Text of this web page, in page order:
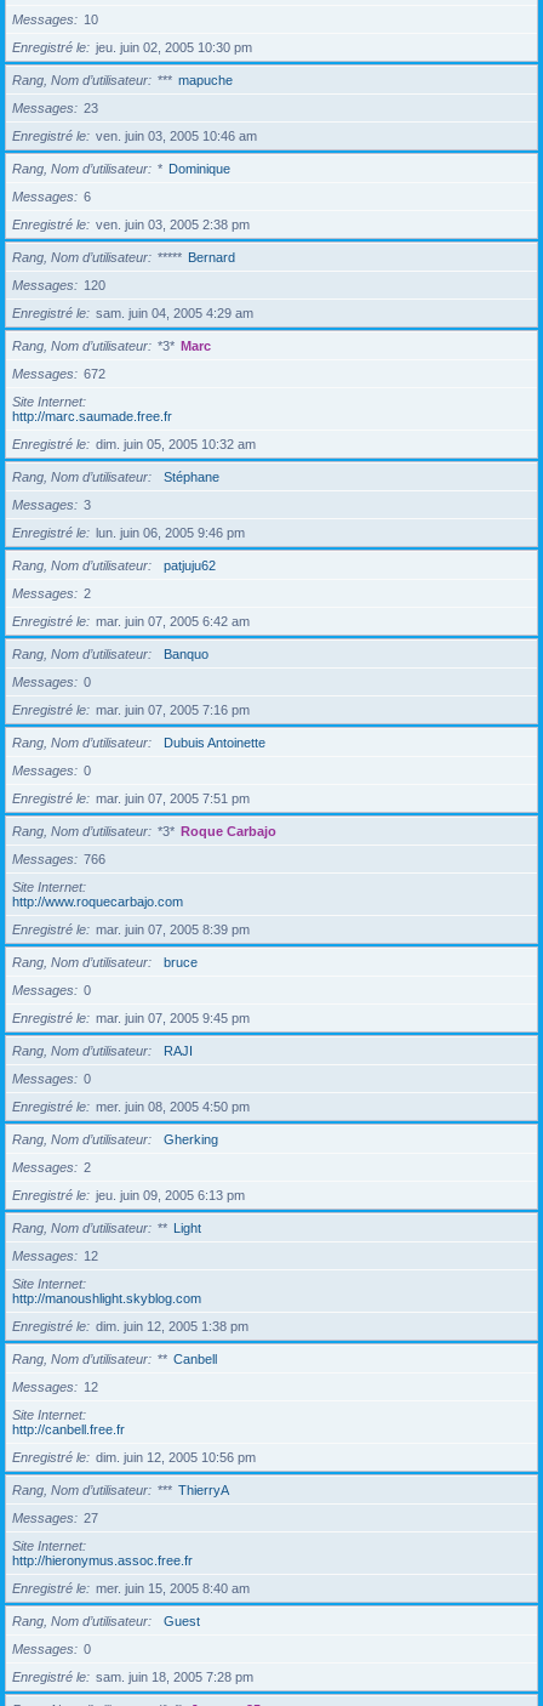
Messages
10
Enregistré le
jeu. juin 02, 2005 10:30 pm
Rang, Nom d’utilisateur *** mapuche
Messages
23
Enregistré le
ven. juin 03, 2005 10:46 am
Rang, Nom d’utilisateur * Dominique
Messages
6
Enregistré le
ven. juin 03, 2005 2:38 pm
Rang, Nom d’utilisateur ***** Bernard
Messages
120
Enregistré le
sam. juin 04, 2005 4:29 am
Rang, Nom d’utilisateur *3* Marc
Messages
672
Site Internet
http://marc.saumade.free.fr
Enregistré le
dim. juin 05, 2005 10:32 am
Rang, Nom d’utilisateur
Stéphane
Messages
3
Enregistré le
lun. juin 06, 2005 9:46 pm
Rang, Nom d’utilisateur
patjuju62
Messages
2
Enregistré le
mar. juin 07, 2005 6:42 am
Rang, Nom d’utilisateur
Banquo
Messages
0
Enregistré le
mar. juin 07, 2005 7:16 pm
Rang, Nom d’utilisateur
Dubuis Antoinette
Messages
0
Enregistré le
mar. juin 07, 2005 7:51 pm
Rang, Nom d’utilisateur *3* Roque Carbajo
Messages
766
Site Internet
http://www.roquecarbajo.com
Enregistré le
mar. juin 07, 2005 8:39 pm
Rang, Nom d’utilisateur
bruce
Messages
0
Enregistré le
mar. juin 07, 2005 9:45 pm
Rang, Nom d’utilisateur
RAJI
Messages
0
Enregistré le
mer. juin 08, 2005 4:50 pm
Rang, Nom d’utilisateur
Gherking
Messages
2
Enregistré le
jeu. juin 09, 2005 6:13 pm
Rang, Nom d’utilisateur ** Light
Messages
12
Site Internet
http://manoushlight.skyblog.com
Enregistré le
dim. juin 12, 2005 1:38 pm
Rang, Nom d’utilisateur ** Canbell
Messages
12
Site Internet
http://canbell.free.fr
Enregistré le
dim. juin 12, 2005 10:56 pm
Rang, Nom d’utilisateur *** ThierryA
Messages
27
Site Internet
http://hieronymus.assoc.free.fr
Enregistré le
mer. juin 15, 2005 8:40 am
Rang, Nom d’utilisateur
Guest
Messages
0
Enregistré le
sam. juin 18, 2005 7:28 pm